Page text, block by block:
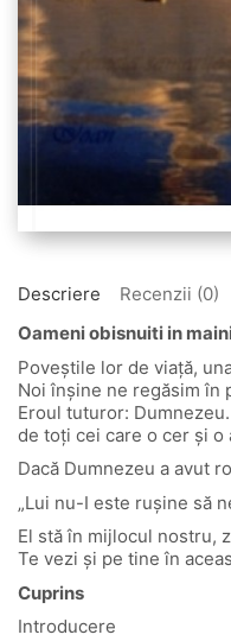
Descriere
Recenzii (0)
Oameni obisnuiti in
Poveștile lor de viață,
Noi înșine ne regăsim în
Eroul tuturor:
de toți cei care o cer și o
Dacă Dumnezeu a avut
„Lui nu-I este rușine să
El stă în mijlocul nostru,
Te vezi și pe tine în
Cuprins
Introducere